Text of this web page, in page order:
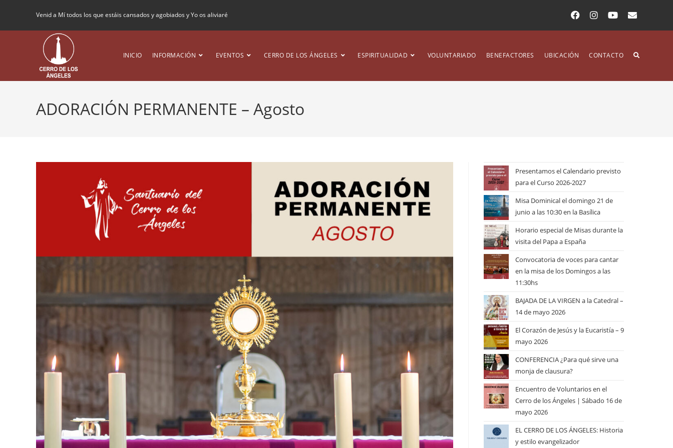
Venid a Mí todos los que estáis cansados y agobiados y Yo os aliviaré
INICIO INFORMACIÓN EVENTOS CERRO DE LOS ÁNGELES ESPIRITUALIDAD VOLUNTARIADO BENEFACTORES UBICACIÓN CONTACTO
ADORACIÓN PERMANENTE – Agosto
Presentamos el Calendario previsto
para el Curso 2026-2027
Misa Dominical el domingo 21 de
junio a las 10:30 en la Basílica
Horario especial de Misas durante la
visita del Papa a España
Convocatoria de voces para cantar
en la misa de los Domingos a las
11:30hs
BAJADA DE LA VIRGEN a la Catedral –
14 de mayo 2026
El Corazón de Jesús y la Eucaristía – 9
mayo 2026
CONFERENCIA ¿Para qué sirve una
monja de clausura?
Encuentro de Voluntarios en el
Cerro de los Ángeles | Sábado 16 de
mayo 2026
EL CERRO DE LOS ÁNGELES: Historia
y estilo evangelizador